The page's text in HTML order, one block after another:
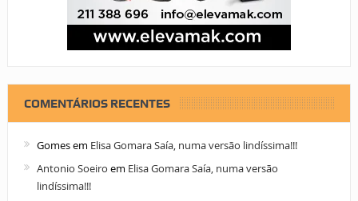
COMENTÁRIOS RECENTES
Gomesem Elisa Gomara Saía, numa versão lindíssima!!!
Antonio Soeiro em Elisa Gomara Saía, numa versão
lindíssima!!!